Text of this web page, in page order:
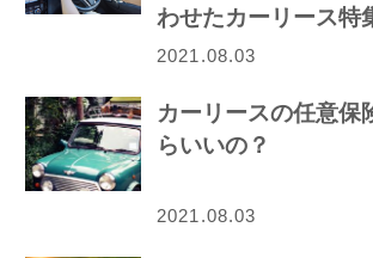
わせたカーリース特
2021.08.03
カーリースの任意保
らいいの？
2021.08.03